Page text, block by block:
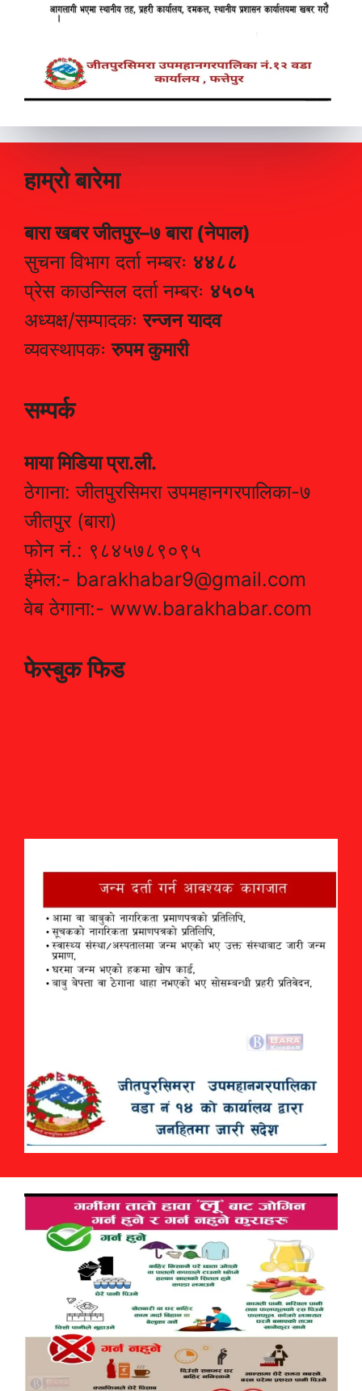
हाम्रो बारेमा
बारा खबर जीतपुर–७ बारा (नेपाल)
सुचना विभाग दर्ता नम्बरः ४४८८
प्रेस काउन्सिल दर्ता नम्बरः ४५०५
अध्यक्ष/सम्पादकःरन्जन यादव
व्यवस्थापकःरुपम कुमारी
सम्पर्क
माया मिडिया प्रा.ली.
ठेगाना: जीतपुरसिमरा उपमहानगरपालिका-७
जीतपुर (बारा)
फोन नं.: ९८४५७८९०९५
ईमेल:- barakhabar9@gmail.com
वेब ठेगाना:- www.barakhabar.com
फेस्बुक फिड